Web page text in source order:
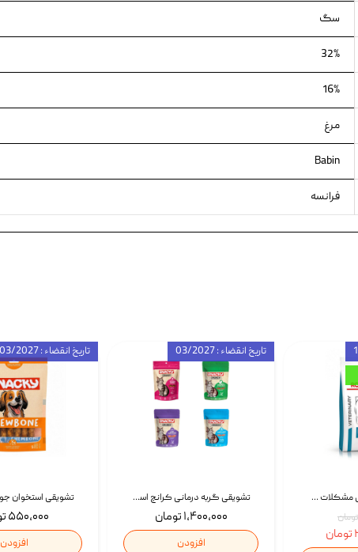
سگ
32%
16%
مرغ
Babin
فرانسه
۵۵۰,۰۰۰ تومان
افزودن
تاریخ انقضاء : 03/2027
تشویقی گربه درمانی کرانچ اسنکی با طعم میکس Snacky Crunch Cat Treats وزن 60 گرم بسته 4 عددی
۱,۴۰۰,۰۰۰ تومان
افزودن
تاریخ انقضاء : 03/2027
غذای خشک درمانی مشکلات گوارشی سگ رویال کنین Royal Canin Hypoallergenic وزن 7 کیلوگرم | پت استوک